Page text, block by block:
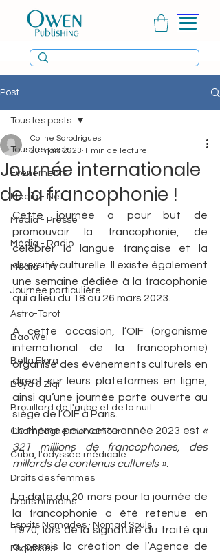
Post
Tous les posts
Évènements
Média - Net
Média - Presse
Média - Radio
Média - TV
Journée particulière
Astro-Tarot
Bao Wei
Bella Flora
Boya & Ziqi
Brouillard de l'aube et de la nuit
Champagne mon amour
Cuba, l'odyssée médicale
Droits des femmes
Droits humains
Esprits Nomades · Nomad Souls
Esquisses
Tous les posts
Journée internationale
de la francophonie !
Coline Sarodrigues
20 mars 2023 1 min de lecture
Cette journée a pour but de
promouvoir la francophonie, de
célébrer la langue française et la
diversité culturelle. Il existe également
une semaine dédiée à la fracophonie
qui a lieu du 18 au 26 mars 2023.
À cette occasion, l’OIF (organisme
international de la francophonie)
organise des événements culturels en
direct sur leurs plateformes en ligne,
ainsi qu’une journée porte ouverte au
siège de l’OIF à Paris.
Le thème pour cette année 2023 est «
321 millions de francophones, des
millards de contenus culturels ».
La date du 20 mars pour la journée de
la francophonie a été retenue en
1970, lors de la signature du traité qui
a permis la création de l’Agence de